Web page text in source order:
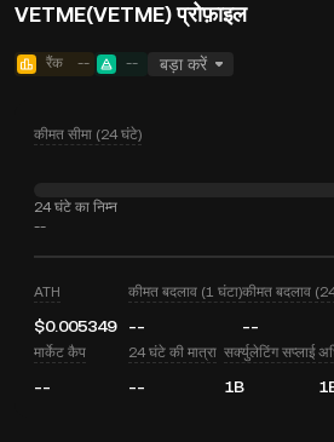
VETME(VETME) प्रोफ़ाइल
रैंक -- -- बड़ा करें
कीमत सीमा (24 घंटे)
24 घंटे का निम्न
--
ATH
$0.005349
कीमत बदलाव (1 घंटा)
--
कीमत बदलाव
--
मार्केट कैप
--
24 घंटे की मात्रा
--
सर्क्युलेटिंग सप्लाई
1B